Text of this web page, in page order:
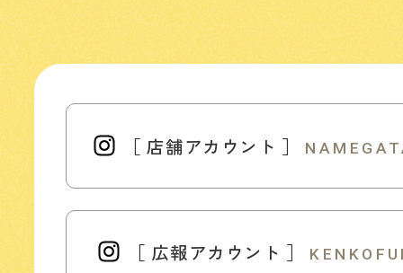
［ 店舗アカウント ］
［ 広報アカウント ］